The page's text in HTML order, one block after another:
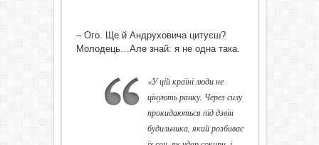
– Ого. Ще й Андруховича цитуєш?
Молодець…Але знай: я не одна така.
«У цій країні люди не
цінують ранку. Через силу
прокидаються під дзвін
будильника, який розбиває